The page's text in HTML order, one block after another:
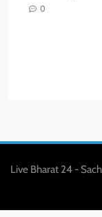
0
Live Bharat 24 -